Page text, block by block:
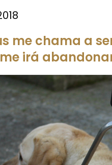
me chama a
irá